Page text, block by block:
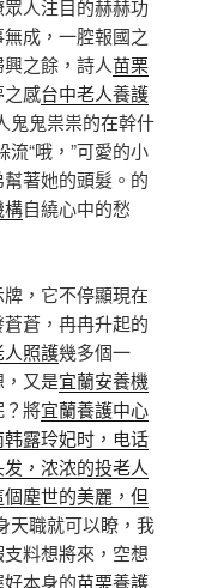
眾人注目的赫赫功
成，一腔報國之
之餘，詩人苗栗
之感台中老人養護
鬼鬼祟祟的在幹什
“哦，”可愛的小
著她的頭髮。的
構自繞心中的愁
，它不停顯現在
蒼，冉冉升起的
照護幾多個一
，又是宜蘭安養機
？將宜蘭養護中心
韩露玲妃时，电话
，浓浓的投老人
塵世的美麗，但
天職就可以瞭，我
料想將來，空想
本身的苗栗養護